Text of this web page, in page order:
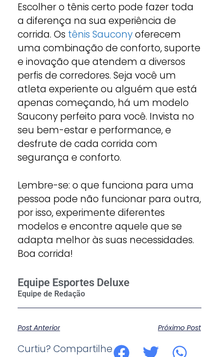
Escolher o tênis certo pode fazer toda
a diferença na sua experiência de
corrida. Os tênis Sauconyoferecem
uma combinação de conforto, suporte
e inovação que atendem a diversos
perfis de corredores. Seja você um
atleta experiente ou alguém que está
apenas começando, há um modelo
Saucony perfeito para você. Invista no
seu bem-estar e performance, e
desfrute de cada corrida com
segurança e conforto.
Lembre-se: o que funciona para uma
pessoa pode não funcionar para outra,
por isso, experimente diferentes
modelos e encontre aquele que se
adapta melhor às suas necessidades.
Boa corrida!
Equipe Esportes Deluxe
Post Anterior Próximo Post
Curtiu? Compartilhe